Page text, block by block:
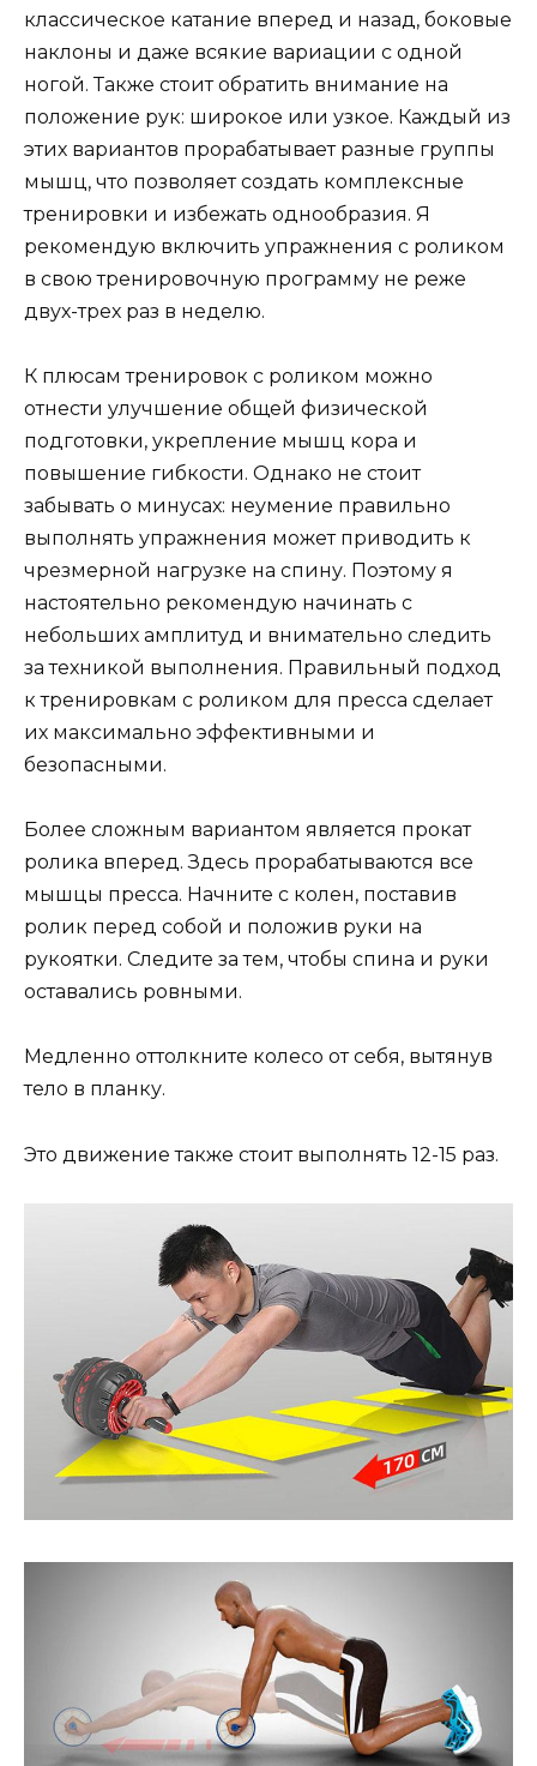
классическое катание вперед и назад, боковые
наклоны и даже всякие вариации с одной
ногой. Также стоит обратить внимание на
положение рук: широкое или узкое. Каждый из
этих вариантов прорабатывает разные группы
мышц, что позволяет создать комплексные
тренировки и избежать однообразия. Я
рекомендую включить упражнения с роликом
в свою тренировочную программу не реже
двух-трех раз в неделю.
К плюсам тренировок с роликом можно
отнести улучшение общей физической
подготовки, укрепление мышц кора и
повышение гибкости. Однако не стоит
забывать о минусах: неумение правильно
выполнять упражнения может приводить к
чрезмерной нагрузке на спину. Поэтому я
настоятельно рекомендую начинать с
небольших амплитуд и внимательно следить
за техникой выполнения. Правильный подход
к тренировкам с роликом для пресса сделает
их максимально эффективными и
безопасными.
Более сложным вариантом является прокат
ролика вперед. Здесь прорабатываются все
мышцы пресса. Начните с колен, поставив
ролик перед собой и положив руки на
рукоятки. Следите за тем, чтобы спина и руки
оставались ровными.
Медленно оттолкните колесо от себя, вытянув
тело в планку.
Это движение также стоит выполнять 12-15 раз.